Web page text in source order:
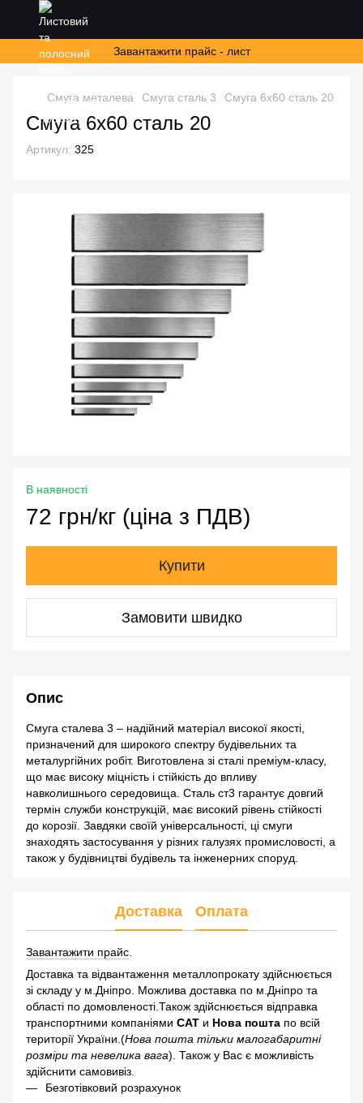
Завантажити прайс - лист
Смуга металева Смуга сталь 3 Смуга 6х60 сталь 20
Смуга 6х60 сталь 20
Артикул: 325
В наявності
72 грн/кг (ціна з ПДВ)
Купити
Замовити швидко
Опис
Смуга сталева 3 – надійний матеріал високої якості,
призначений для широкого спектру будівельних та
металургійних робіт. Виготовлена зі сталі преміум-класу,
що має високу міцність і стійкість до впливу
навколишнього середовища. Сталь ст3 гарантує довгий
термін служби конструкцій, має високий рівень стійкості
до корозії. Завдяки своїй універсальності, ці смуги
знаходять застосування у різних галузях промисловості, а
також у будівництві будівель та інженерних споруд.
Доставка Оплата
Завантажити прайс
Доставка та відвантаження металлопрокату здійснюється
зі складу у м.Дніпро. Можлива доставка по м.Дніпро та
області по домовленості.Також здійснюється відправка
транспортними компаніями САТ и Нова пошта по всій
території України.(Нова пошта тільки малогабаритні
розміри та невелика вага). Також у Вас є можливість
здійснити самовивіз.
Безготівковий розрахунок